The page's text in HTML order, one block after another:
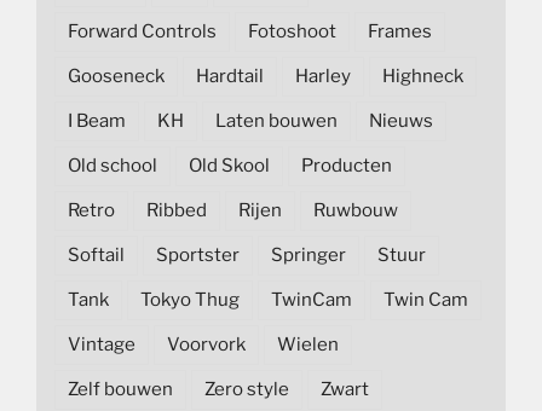
Forward Controls Fotoshoot Frames
Gooseneck Hardtail Harley Highneck
I Beam KH Laten bouwen Nieuws
Old school Old Skool Producten
Retro Ribbed Rijen Ruwbouw
Softail Sportster Springer Stuur
Tank Tokyo Thug TwinCam Twin Cam
Vintage Voorvork Wielen
Zelf bouwen Zero style Zwart